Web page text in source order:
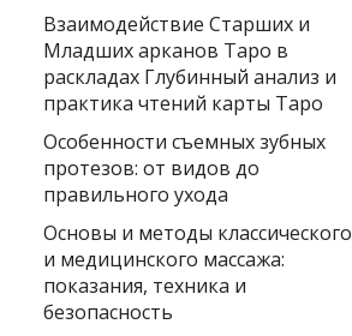
Взаимодействие Старших и
Младших арканов Таро в
раскладах Глубинный анализ и
практика чтений карты Таро
Особенности съемных зубных
протезов: от видов до
правильного ухода
Основы и методы классического
и медицинского массажа:
показания, техника и
безопасность